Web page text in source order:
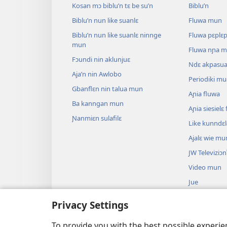
Privacy Settings
Kosan mɔ biblu’n tɛ be su’n
Biblu’n nun like suanlɛ
Biblu’n nun like suanlɛ ninnge
mun
Fɔundi nin aklunjuɛ
Aja’n nin Awlobo
Gbanflɛn nin talua mun
Ba kanngan mun
Ɲanmiɛn sulafilɛ
Biblu’n
Fluwa mun
Fluwa
Fluwa nɲa
Ndɛ
Periodiki
Aɲia fluwa
Aɲia
Like
Ajalɛ wie
JW Televiziɔn
Video mun
Jue
anɔ yilɛ sa’n